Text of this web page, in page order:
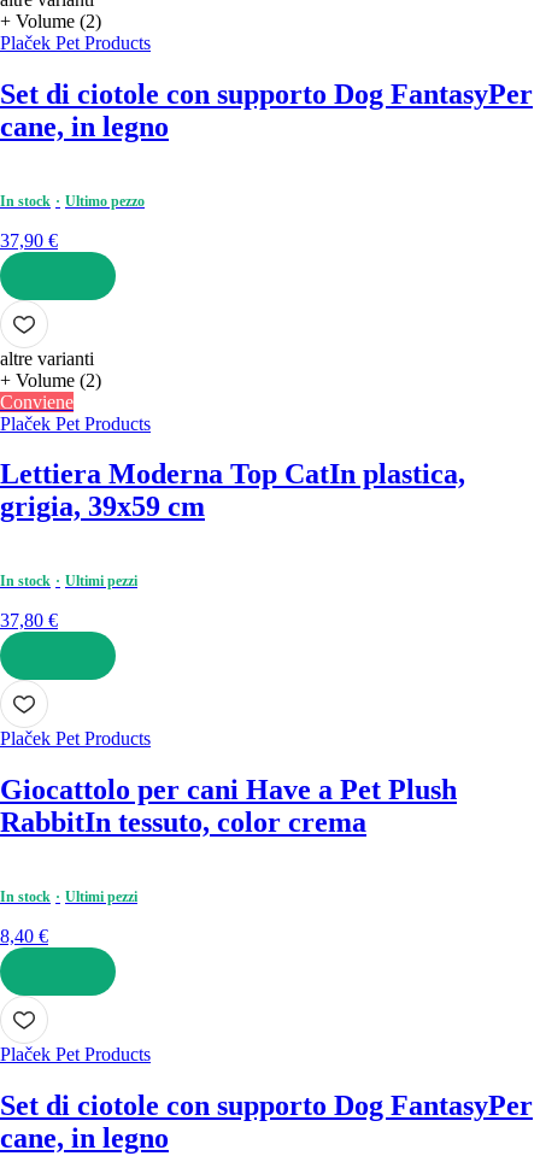
+ Volume (2)
Plaček Pet Products
Set di ciotole con supporto Dog FantasyPer
cane, in legno
In stock Ultimo pezzo
37,90 €
AGGIUNGI
altre varianti
+ Volume (2)
Conviene
Plaček Pet Products
Lettiera Moderna Top CatIn plastica,
grigia, 39x59 cm
In stock Ultimi pezzi
37,80 €
AGGIUNGI
Plaček Pet Products
Giocattolo per cani Have a Pet Plush
RabbitIn tessuto, color crema
In stock Ultimi pezzi
8,40 €
AGGIUNGI
Plaček Pet Products
Set di ciotole con supporto Dog FantasyPer
cane, in legno